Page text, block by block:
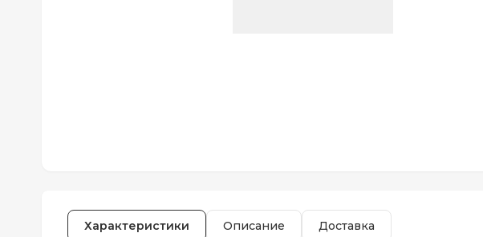
Характеристики Описание Доставка